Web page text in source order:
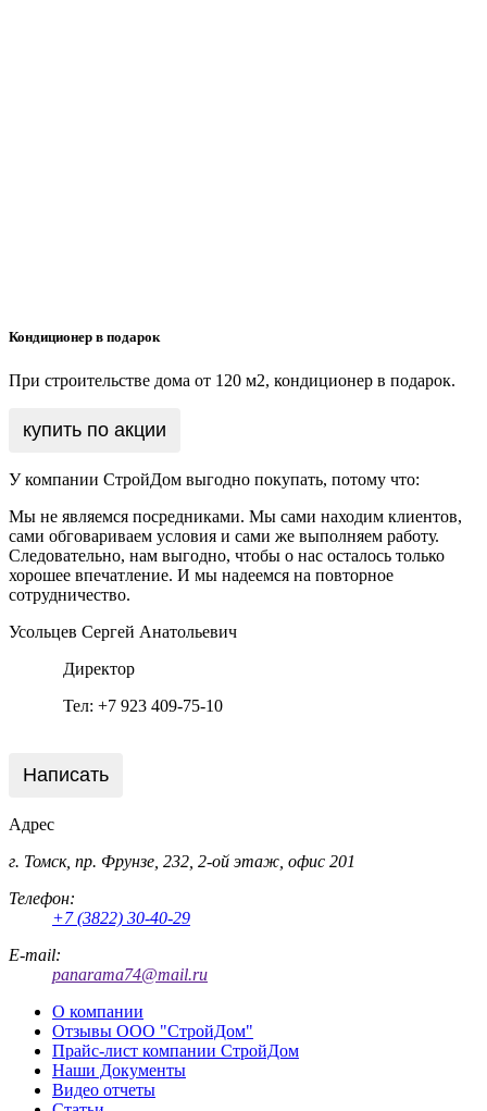
Кондиционер в подарок
При строительстве дома от 120 м2, кондиционер в подарок.
купить по акции
У компании СтройДом выгодно покупать, потому что:
Мы не являемся посредниками. Мы сами находим клиентов,
сами обговариваем условия и сами же выполняем работу.
Следовательно, нам выгодно, чтобы о нас осталось только
хорошее впечатление. И мы надеемся на повторное
сотрудничество.
Усольцев Сергей Анатольевич
Директор
Тел: +7 923 409-75-10
Написать
Адрес
г. Томск, пр. Фрунзе, 232, 2-ой этаж, офис 201
Телефон:
+7 (3822) 30-40-29
E-mail:
panarama74@mail.ru
О компании
Отзывы ООО "СтройДом"
Прайс-лист компании СтройДом
Наши Документы
Видео отчеты